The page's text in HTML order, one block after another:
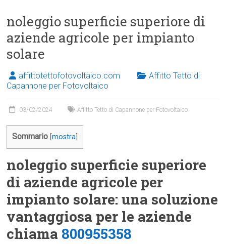
noleggio superficie superiore di
aziende agricole per impianto
solare
affittotettofotovoltaico.com
Affitto Tetto di
Capannone per Fotovoltaico
03/02/2024 Affitto Tetto di Capannone per Fotovoltaico
Sommario [mostra
noleggio superficie superiore
di aziende agricole per
impianto solare: una soluzione
vantaggiosa per le aziende
chiama 800955358